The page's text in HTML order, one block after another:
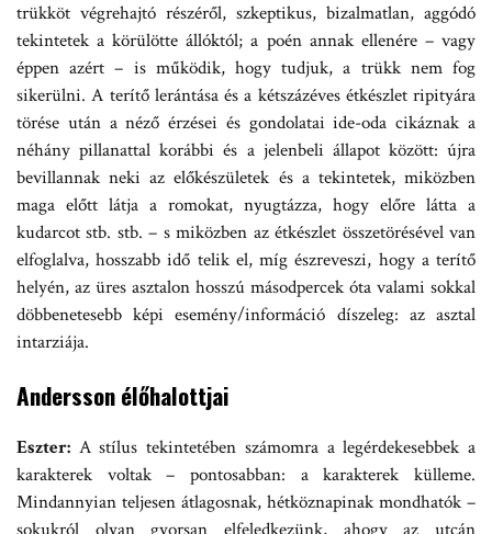
trükköt végrehajtó részéről, szkeptikus, bizalmatlan, aggódó
tekintetek a körülötte állóktól; a poén annak ellenére – vagy
éppen azért – is működik, hogy tudjuk, a trükk nem fog
sikerülni. A terítő lerántása és a kétszázéves étkészlet ripityára
törése után a néző érzései és gondolatai ide-oda cikáznak a
néhány pillanattal korábbi és a jelenbeli állapot között: újra
bevillannak neki az előkészületek és a tekintetek, miközben
maga előtt látja a romokat, nyugtázza, hogy előre látta a
kudarcot stb. stb. – s miközben az étkészlet összetörésével van
elfoglalva, hosszabb idő telik el, míg észreveszi, hogy a terítő
helyén, az üres asztalon hosszú másodpercek óta valami sokkal
döbbenetesebb képi esemény/információ díszeleg: az asztal
intarziája.
Andersson élőhalottjai
Eszter: A stílus tekintetében számomra a legérdekesebbek a
karakterek voltak – pontosabban: a karakterek külleme.
Mindannyian teljesen átlagosnak, hétköznapinak mondhatók –